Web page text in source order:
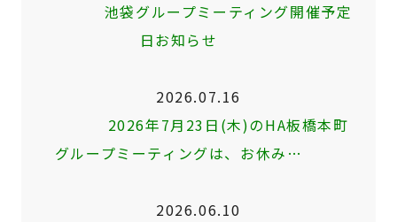
池袋グループミーティング開催予定
日お知らせ
2026.07.16
2026年7月23日(木)のHA板橋本町
グループミーティングは、お休み…
2026.06.10